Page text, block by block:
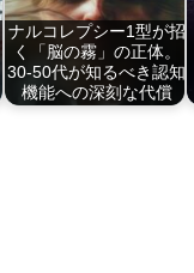
ナルコレプシー1型が招
く「脳の霧」の正体。
30-50代が知るべき認知
機能への深刻な代償